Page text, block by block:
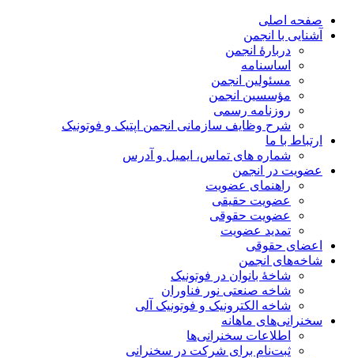
صفحه اصلی
آشنایی با انجمن
دربارۀ انجمن
اساسنامه
مسئولین انجمن
مؤسسین انجمن
روزنامه رسمی
شرح وظایف سازمانی انجمن اپتیک و فوتونیک
ارتباط با ما
شماره های تماس، ایمیل و آدرس
عضویت در انجمن
راهنمای عضویت
عضویت حقیقی
عضویت حقوقی
تمدید عضویت
اعضای حقوقی
شاخه‌های انجمن
شاخۀ بانوان در فوتونیک
شاخه صنعتی نور فناوران
شاخه‌ الکترونیک و فوتونیک آلی
سخنرانی‌های ماهانه
اطلاعات سخنرانی‌‌ها
ثبت‌نام برای شرکت در سخنرانی